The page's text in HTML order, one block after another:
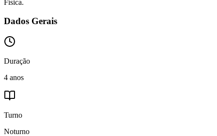
Física.
Dados Gerais
Duração
4 anos
Turno
Noturno